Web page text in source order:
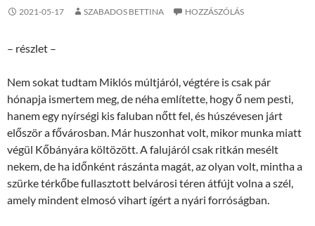
2021-05-17 SZABADOS BETTINA HOZZÁSZÓLÁS
– részlet –
Nem sokat tudtam Miklós múltjáról, végtére is csak pár
hónapja ismertem meg, de néha említette, hogy ő nem pesti,
hanem egy nyírségi kis faluban nőtt fel, és húszévesen járt
először a fővárosban. Már huszonhat volt, mikor munka miatt
végül Kőbányára költözött. A falujáról csak ritkán mesélt
nekem, de ha időnként rászánta magát, az olyan volt, mintha a
szürke térkőbe fullasztott belvárosi téren átfújt volna a szél,
amely mindent elmosó vihart ígért a nyári forróságban.